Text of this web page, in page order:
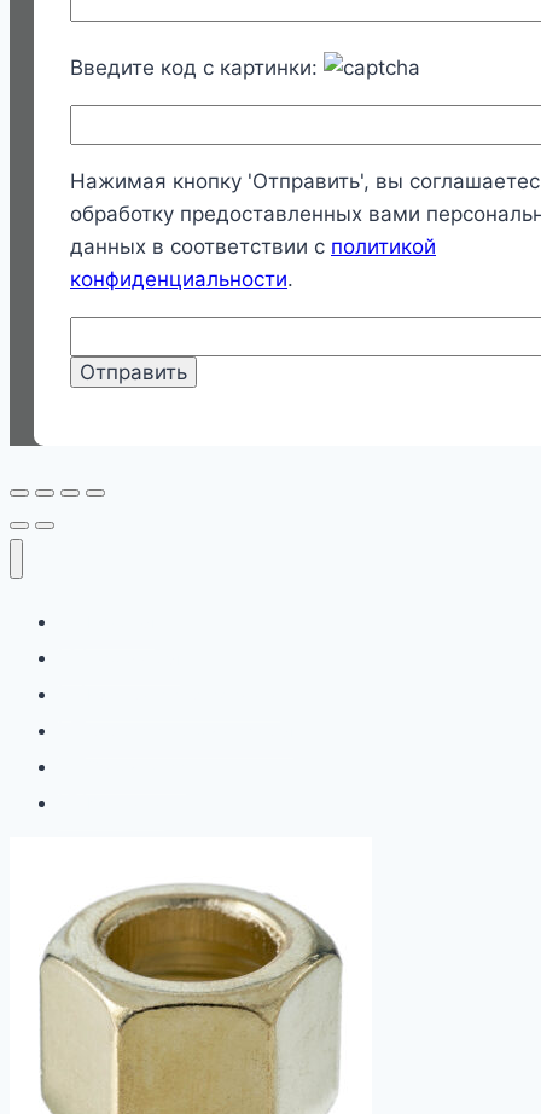
Введите код с картинки:
Нажимая кнопку 'Отправить', вы
обработку предоставленных вами
данных в соответствии с политикой
конфиденциальности.